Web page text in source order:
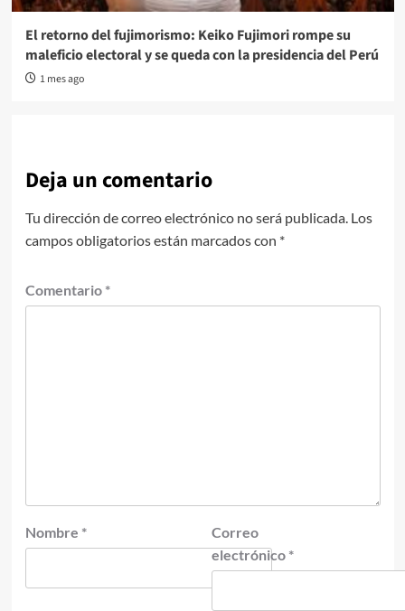
El retorno del fujimorismo: Keiko Fujimori rompe su
maleficio electoral y se queda con la presidencia del Perú
1 mes ago
Deja un comentario
Tu dirección de correo electrónico no será publicada. Los
campos obligatorios están marcados con *
Comentario *
Nombre *
Correo
electrónico *